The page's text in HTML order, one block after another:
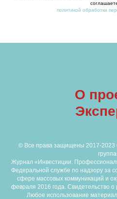
политикой обработки
О
© Все права защищены 2017-
Журнал «Инвестиции.
Федеральной службе по надзору за
сфере массовых коммуникаций и
февраля 2016 года. Свидетельство
Любое использование